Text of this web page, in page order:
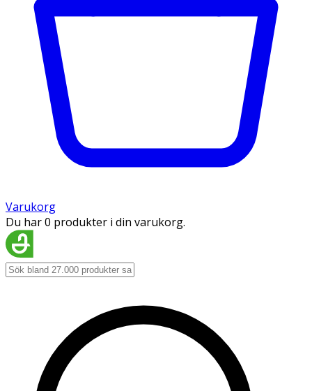
Varukorg
Du har 0 produkter i din varukorg.